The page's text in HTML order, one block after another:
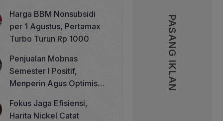
PASANG IKLAN
Memperkuat Tata Kelola
Perhutanan Sosial
Harga BBM Nonsubsidi
per 1 Agustus, Pertamax
Turbo Turun Rp 1000
Penjualan Mobnas
Semester I Positif,
Menperin Agus Optimistis
Fokus Jaga Efisiensi,
Harita Nickel Catat